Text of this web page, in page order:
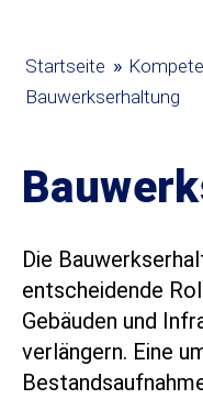
Startseite »
Bauwerkserhaltung
Die
entscheidende
Gebäuden und
verlängern. Eine